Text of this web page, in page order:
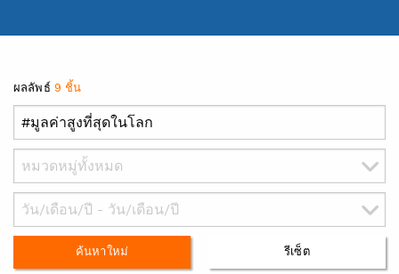
ผลลัพธ์ 9 ชิ้น
ค้นหาใหม่ รีเซ็ต